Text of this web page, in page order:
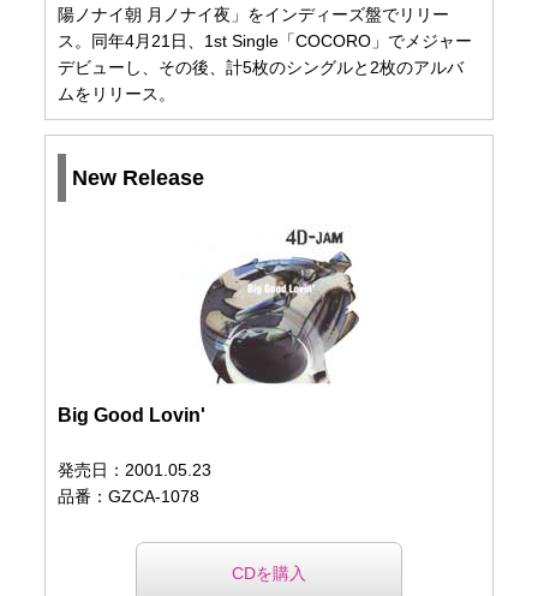
陽ノナイ朝 月ノナイ夜」をインディーズ盤でリリー
ス。同年4月21日、1st Single「COCORO」でメジャー
デビューし、その後、計5枚のシングルと2枚のアルバ
ムをリリース。
New Release
Big Good Lovin'
発売日：2001.05.23
品番：GZCA-1078
CDを購入